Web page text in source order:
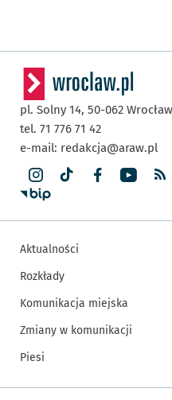
pl. Solny 14, 50-062 Wrocław
tel. 71 776 71 42
e-mail: redakcja@araw.pl
Aktualności
Rozkłady
Komunikacja miejska
Zmiany w komunikacji
Piesi